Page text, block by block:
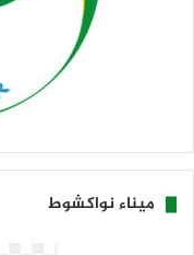
ميناء نواكشوط